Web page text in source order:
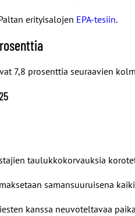
erityisalojen EPA-tesiin.
7,8 prosenttia seuraavien
taulukkokorvauksia
samansuuruisena
kanssa neuvoteltavaa